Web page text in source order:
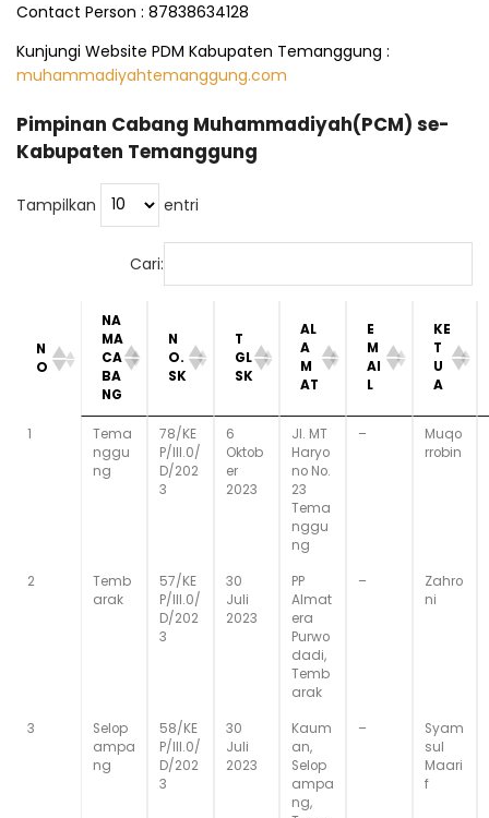
Contact Person : 87838634128
Kunjungi Website PDM Kabupaten Temanggung :
muhammadiyahtemanggung.com
Pimpinan Cabang Muhammadiyah(PCM) se-
Kabupaten Temanggung
Tampilkan entri
Cari:
N
O
NA
MA
CA
BA
NG
N
O.
SK
T
GL
SK
AL
A
M
AT
E
M
AI
L
KE
T
U
A
1
Tema
nggu
ng
78/KE
P/III.0/
D/202
3
6
Oktob
er
2023
Jl. MT
Haryo
no No.
23
Tema
nggu
ng
–
Muqo
rrobin
2
Temb
arak
57/KE
P/III.0/
D/202
3
30
Juli
2023
PP
Almat
era
Purwo
dadi,
Temb
arak
–
Zahro
ni
3
Selop
ampa
ng
58/KE
P/III.0/
D/202
3
30
Juli
2023
Kaum
an,
Selop
ampa
ng,
–
Syam
sul
Maari
f